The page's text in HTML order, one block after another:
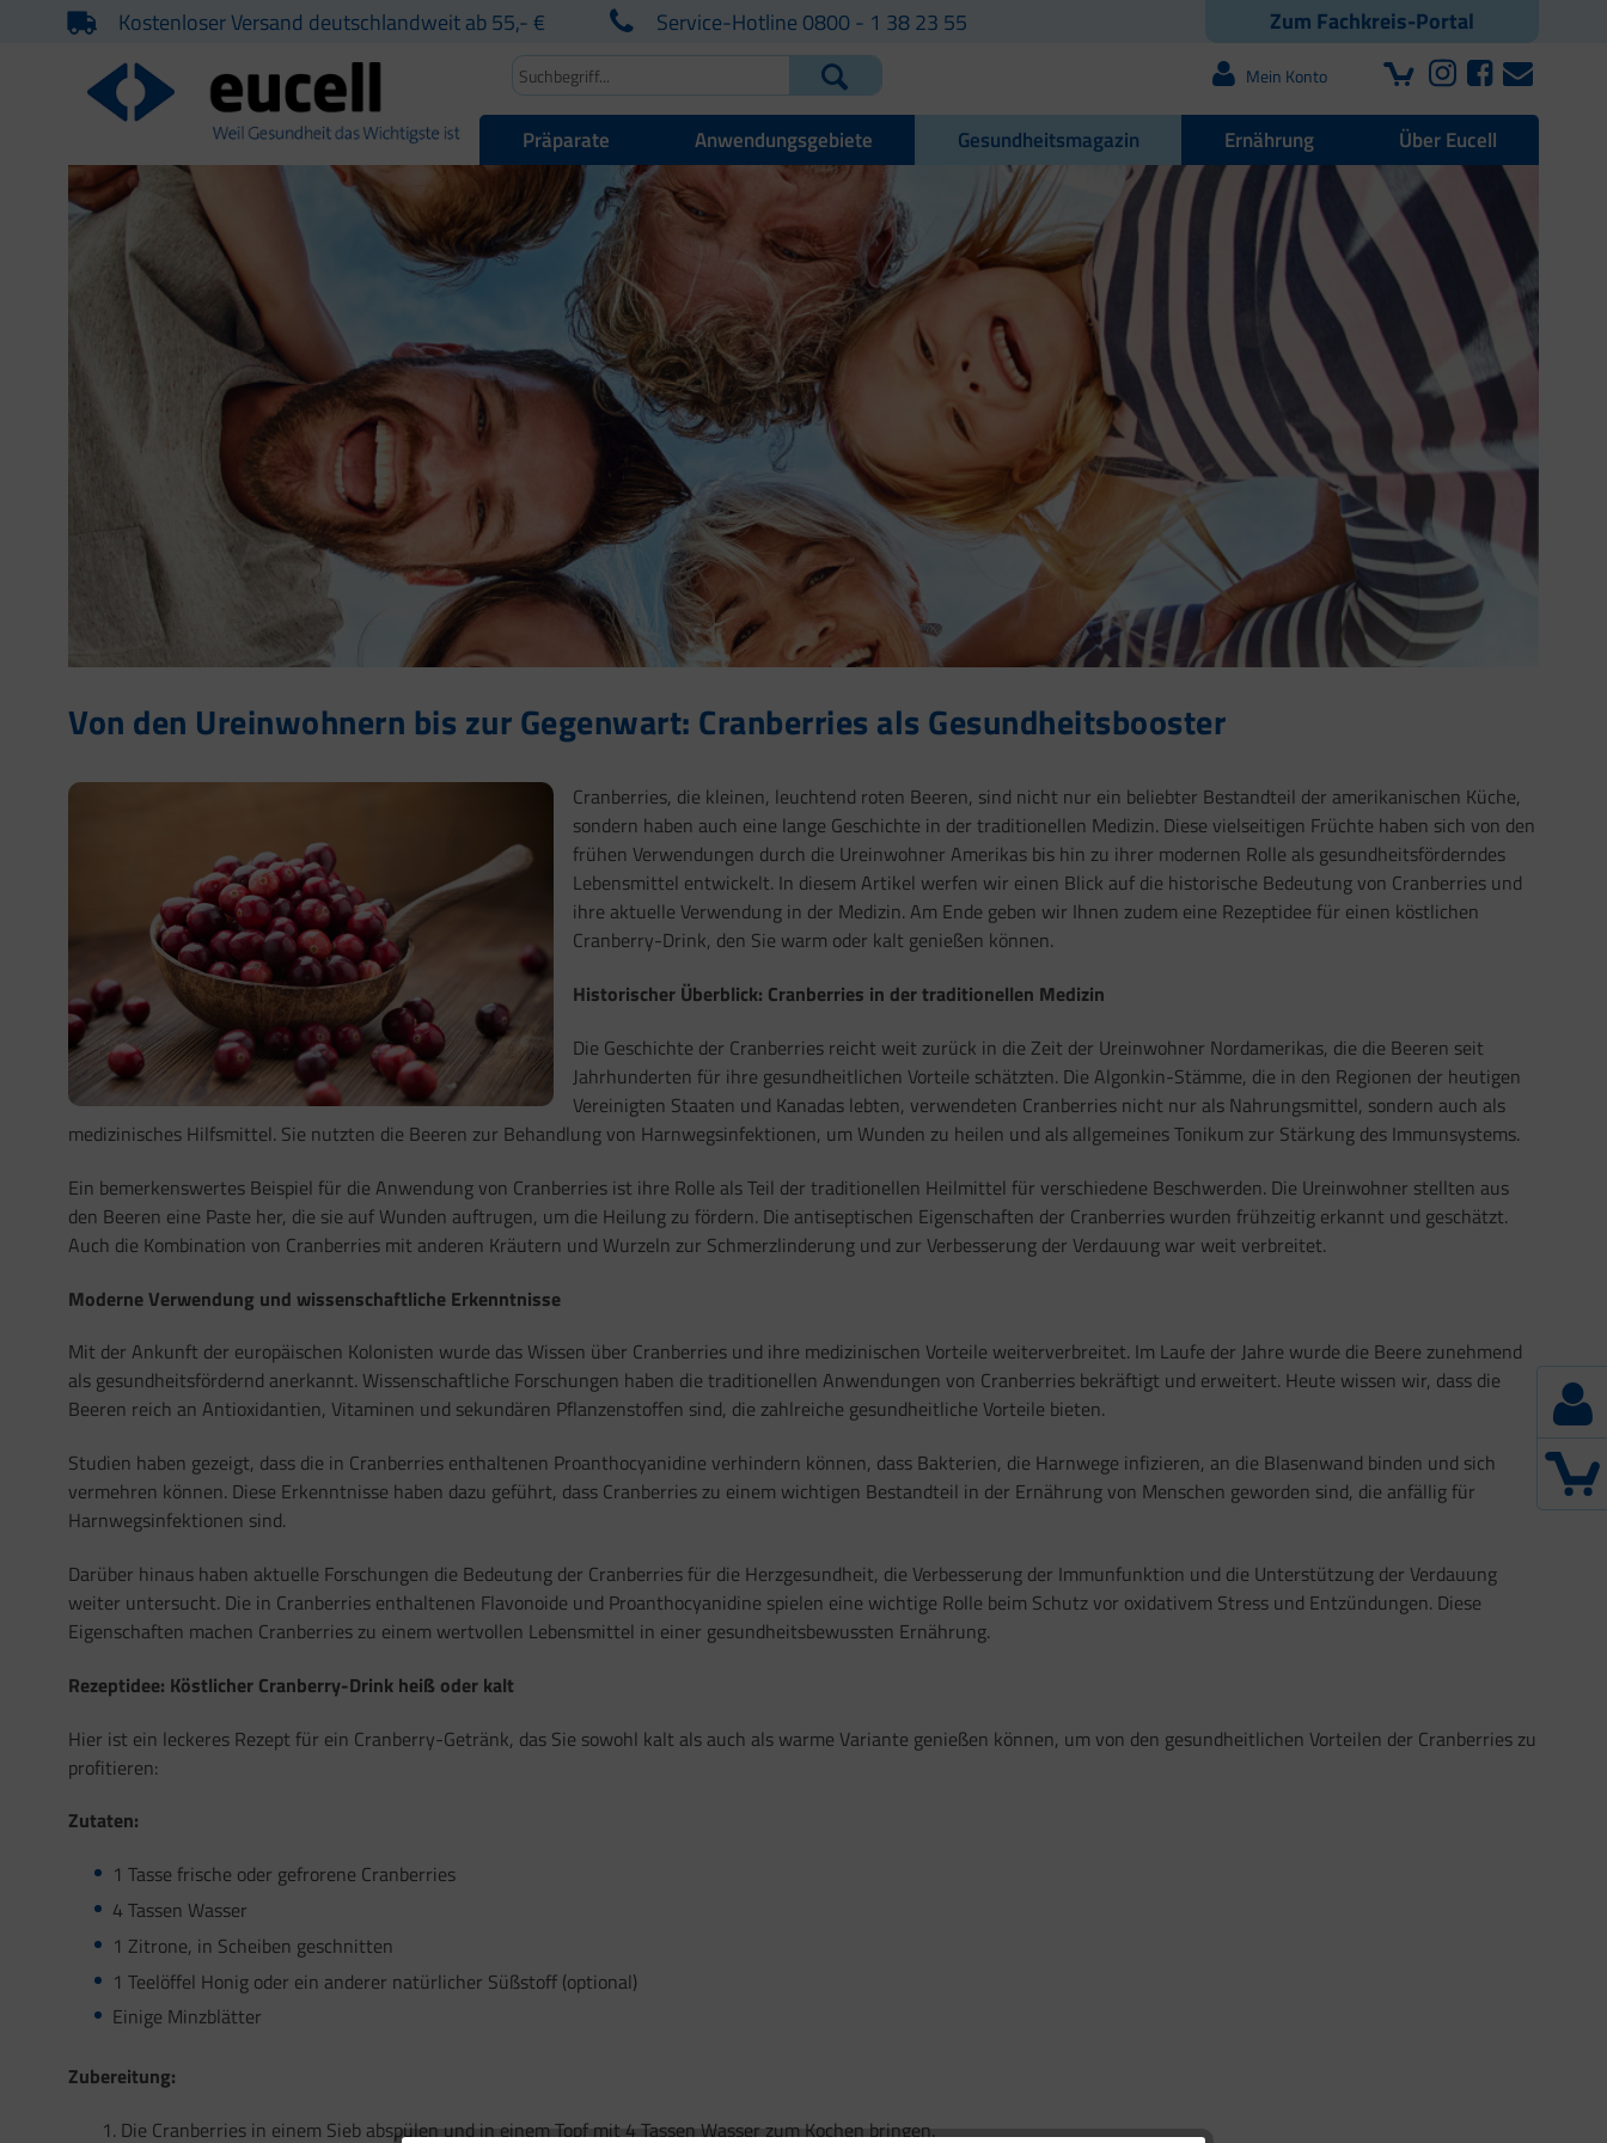
Zum Fachkreis-Portal
Kostenloser Versand deutschlandweit ab 55,- € Service-Hotline 0800 - 1 38 23 55
Mein Konto
Präparate Anwendungsgebiete Gesundheitsmagazin Ernährung Über Eucell
Von den Ureinwohnern bis zur Gegenwart: Cranberries als Gesundheitsbooster
Cranberries, die kleinen, leuchtend roten Beeren, sind nicht nur ein beliebter Bestandteil der amerikanischen Küche,
sondern haben auch eine lange Geschichte in der traditionellen Medizin. Diese vielseitigen Früchte haben sich von den
frühen Verwendungen durch die Ureinwohner Amerikas bis hin zu ihrer modernen Rolle als gesundheitsförderndes
Lebensmittel entwickelt. In diesem Artikel werfen wir einen Blick auf die historische Bedeutung von Cranberries und
ihre aktuelle Verwendung in der Medizin. Am Ende geben wir Ihnen zudem eine Rezeptidee für einen köstlichen
Cranberry-Drink, den Sie warm oder kalt genießen können.
Historischer Überblick: Cranberries in der traditionellen Medizin
Die Geschichte der Cranberries reicht weit zurück in die Zeit der Ureinwohner Nordamerikas, die die Beeren seit
Jahrhunderten für ihre gesundheitlichen Vorteile schätzten. Die Algonkin-Stämme, die in den Regionen der heutigen
Vereinigten Staaten und Kanadas lebten, verwendeten Cranberries nicht nur als Nahrungsmittel, sondern auch als
medizinisches Hilfsmittel. Sie nutzten die Beeren zur Behandlung von Harnwegsinfektionen, um Wunden zu heilen und als allgemeines Tonikum zur Stärkung des Immunsystems.
Ein bemerkenswertes Beispiel für die Anwendung von Cranberries ist ihre Rolle als Teil der traditionellen Heilmittel für verschiedene Beschwerden. Die Ureinwohner stellten aus
den Beeren eine Paste her, die sie auf Wunden auftrugen, um die Heilung zu fördern. Die antiseptischen Eigenschaften der Cranberries wurden frühzeitig erkannt und geschätzt.
Auch die Kombination von Cranberries mit anderen Kräutern und Wurzeln zur Schmerzlinderung und zur Verbesserung der Verdauung war weit verbreitet.
Moderne Verwendung und wissenschaftliche Erkenntnisse
Mit der Ankunft der europäischen Kolonisten wurde das Wissen über Cranberries und ihre medizinischen Vorteile weiterverbreitet. Im Laufe der Jahre wurde die Beere zunehmend
als gesundheitsfördernd anerkannt. Wissenschaftliche Forschungen haben die traditionellen Anwendungen von Cranberries bekräftigt und erweitert. Heute wissen wir, dass die
Beeren reich an Antioxidantien, Vitaminen und sekundären Pflanzenstoffen sind, die zahlreiche gesundheitliche Vorteile bieten.
Studien haben gezeigt, dass die in Cranberries enthaltenen Proanthocyanidine verhindern können, dass Bakterien, die Harnwege infizieren, an die Blasenwand binden und sich
vermehren können. Diese Erkenntnisse haben dazu geführt, dass Cranberries zu einem wichtigen Bestandteil in der Ernährung von Menschen geworden sind, die anfällig für
Harnwegsinfektionen sind.
Darüber hinaus haben aktuelle Forschungen die Bedeutung der Cranberries für die Herzgesundheit, die Verbesserung der Immunfunktion und die Unterstützung der Verdauung
weiter untersucht. Die in Cranberries enthaltenen Flavonoide und Proanthocyanidine spielen eine wichtige Rolle beim Schutz vor oxidativem Stress und Entzündungen. Diese
Eigenschaften machen Cranberries zu einem wertvollen Lebensmittel in einer gesundheitsbewussten Ernährung.
Rezeptidee: Köstlicher Cranberry-Drink heiß oder kalt
Hier ist ein leckeres Rezept für ein Cranberry-Getränk, das Sie sowohl kalt als auch als warme Variante genießen können, um von den gesundheitlichen Vorteilen der Cranberries zu
profitieren:
Zutaten:
1 Tasse frische oder gefrorene Cranberries
4 Tassen Wasser
1 Zitrone, in Scheiben geschnitten
1 Teelöffel Honig oder ein anderer natürlicher Süßstoff (optional)
Einige Minzblätter
Zubereitung:
Die Cranberries in einem Sieb abspülen und in einem Topf mit 4 Tassen Wasser zum Kochen bringen.